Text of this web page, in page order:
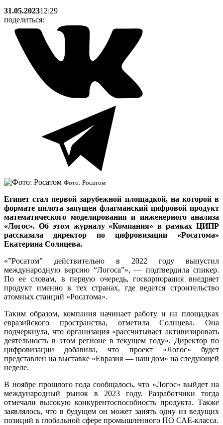
31.05.202312:29
поделиться:
Фото: Росатом
Египет стал первой зарубежной площадкой, на которой в
формате пилота запущен флагманский цифровой продукт
математического моделирования и инженерного анализа
«Логос». Об этом журналу «Компания» в рамках ЦИПР
рассказала директор по цифровизации «Росатома»
Екатерина Солнцева.
«”Росатом” действительно в 2022 году выпустил
международную версию “Логоса”», — подтвердила спикер.
По ее словам, в первую очередь, госкорпорация внедряет
продукт именно в тех странах, где ведется строительство
атомных станций «Росатома».
Таким образом, компания начинает работу и на площадках
евразийского пространства, отметила Солнцева. Она
подчеркнула, что организация «рассчитывает активизировать
деятельность в этом регионе в текущем году». Директор по
цифровизации добавила, что проект «Логос» будет
представлен на выставке «Евразия — наш дом» на следующей
неделе.
В ноябре прошлого года сообщалось, что «Логос» выйдет на
международный рынок в 2023 году. Разработчики тогда
отмечали высокую конкурентоспособность продукта. Также
заявлялось, что в будущем он может занять одну из ведущих
позиций в глобальной сфере промышленного ПО САЕ-класса.